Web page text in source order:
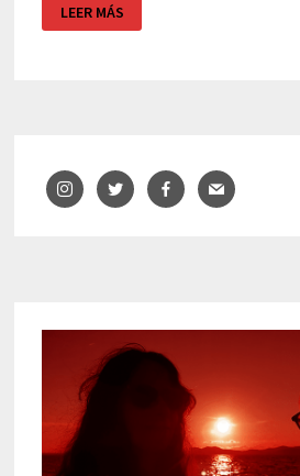
IMPERIO
DE
LEER MÁS